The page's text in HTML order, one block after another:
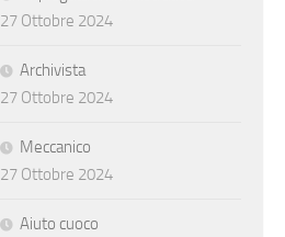
27 Ottobre 2024
Archivista
27 Ottobre 2024
Meccanico
27 Ottobre 2024
Aiuto cuoco